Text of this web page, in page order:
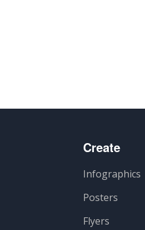
Create
Infographics
Posters
Flyers